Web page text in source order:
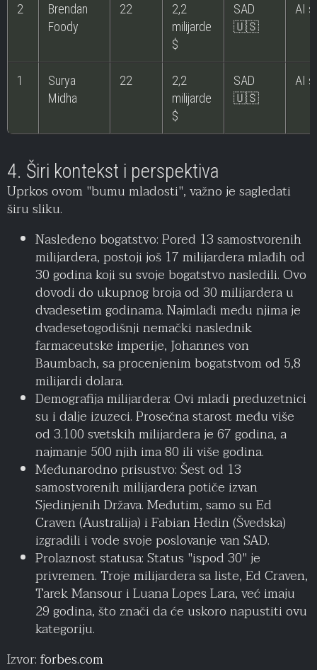
2
Brendan
Foody
22
2,2
milijarde
$
SAD
🇺🇸
AI
1
Surya
Midha
22
2,2
milijarde
$
SAD
🇺🇸
AI
4. Širi kontekst i perspektiva
Uprkos ovom "bumu mladosti", važno je sagledati
širu sliku.
Nasleđeno bogatstvo: Pored 13 samostvorenih
milijardera, postoji još 17 milijardera mlađih od
30 godina koji su svoje bogatstvo nasledili. Ovo
dovodi do ukupnog broja od 30 milijardera u
dvadesetim godinama. Najmlađi među njima je
dvadesetogodišnji nemački naslednik
farmaceutske imperije, Johannes von
Baumbach, sa procenjenim bogatstvom od 5,8
milijardi dolara.
Demografija milijardera: Ovi mladi preduzetnici
su i dalje izuzeci. Prosečna starost među više
od 3.100 svetskih milijardera je 67 godina, a
najmanje 500 njih ima 80 ili više godina.
Međunarodno prisustvo: Šest od 13
samostvorenih milijardera potiče izvan
Sjedinjenih Država. Međutim, samo su Ed
Craven (Australija) i Fabian Hedin (Švedska)
izgradili i vode svoje poslovanje van SAD.
Prolaznost statusa: Status "ispod 30" je
privremen. Troje milijardera sa liste, Ed Craven,
Tarek Mansour i Luana Lopes Lara, već imaju
29 godina, što znači da će uskoro napustiti ovu
kategoriju.
Izvor:forbes.com